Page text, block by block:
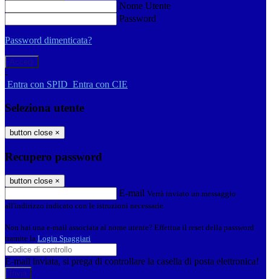
Nome Utente
Password
Password dimenticata?
-
Entra con SPID Entra con CIE
Seleziona utente
button close ×
Recupero password
button close ×
E-mail Verrà inviato un messaggio
all'indirizzo indicato con le istruzioni necessarie.
Non hai una e-mail associata al nome utente? Effettua il reset della password
tramite la Login Spaggiari
E-mail inviata, si prega di controllare la casella di posta elettronica!